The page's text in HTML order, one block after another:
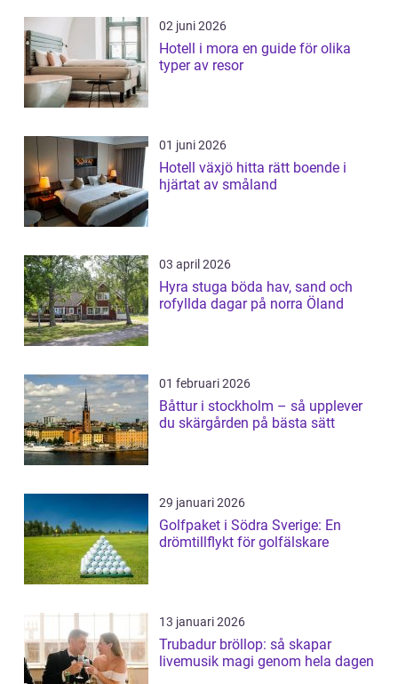
02 juni 2026
Hotell i mora en guide för olika
typer av resor
01 juni 2026
Hotell växjö hitta rätt boende i
hjärtat av småland
03 april 2026
Hyra stuga böda hav, sand och
rofyllda dagar på norra Öland
01 februari 2026
Båttur i stockholm – så upplever
du skärgården på bästa sätt
29 januari 2026
Golfpaket i Södra Sverige: En
drömtillflykt för golfälskare
13 januari 2026
Trubadur bröllop: så skapar
livemusik magi genom hela dagen